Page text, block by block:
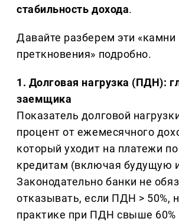
стабильность дохода.
Давайте разберем эти «камни
преткновения» подробно.
1. Долговая нагрузка (ПДН):
заемщика
Показатель долговой
процент от ежемесячного
который уходит на платежи
кредитам (включая будущую
Законодательно банки не
отказывать, если ПДН > 50%,
практике при ПДН свыше